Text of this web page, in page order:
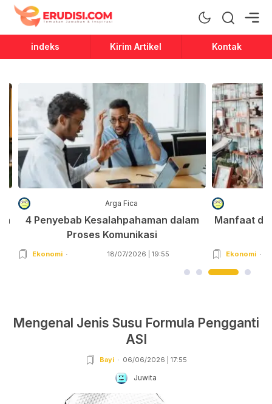
Erudisi
Temukan Jawaban dan Inspirasi
indeks Kirim Artikel Kontak
Arga Fica
4 Penyebab Kesalahpahaman dalam
Proses Komunikasi
Ekonomi 18/07/2026 | 19:55
Manfaat
Ekonomi
Mengenal Jenis Susu Formula Pengganti
ASI
Bayi 06/06/2026 | 17:55
Juwita